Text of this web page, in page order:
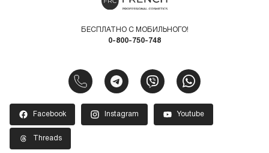
БЕСПЛАТНО С МОБИЛЬНОГО!
0-800-750-748
Facebook Instagram Youtube
Threads